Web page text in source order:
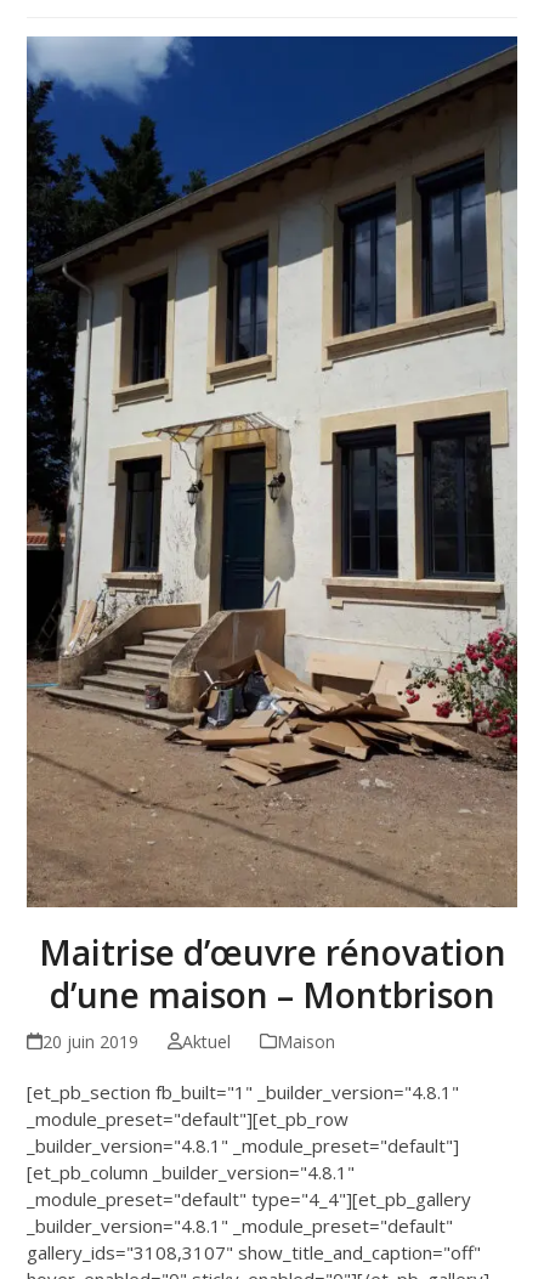
Maitrise d’œuvre rénovation
d’une maison – Montbrison
20 juin 2019 Aktuel Maison
[et_pb_section fb_built="1" _builder_version="4.8.1"
_module_preset="default"][et_pb_row
_builder_version="4.8.1" _module_preset="default"]
[et_pb_column _builder_version="4.8.1"
_module_preset="default" type="4_4"][et_pb_gallery
_builder_version="4.8.1" _module_preset="default"
gallery_ids="3108,3107" show_title_and_caption="off"